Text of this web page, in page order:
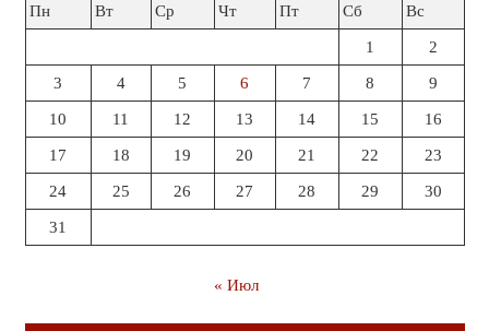
Пн
Вт Ср Чт Пт Сб Вс
1 2
3 4 5 6 7 8 9
10 11 12 13 14 15 16
17 18 19 20 21 22 23
24 25 26 27 28 29 30
31
« Июл